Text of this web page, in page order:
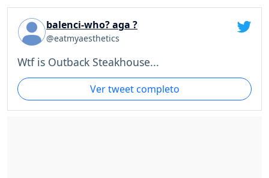
balenci-who? aga ?
@eatmyaesthetics
Wtf is Outback Steakhouse...
Ver tweet completo